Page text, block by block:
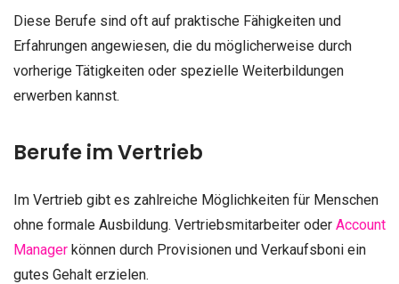
Diese Berufe sind oft auf praktische Fähigkeiten und
Erfahrungen angewiesen, die du möglicherweise durch
vorherige Tätigkeiten oder spezielle Weiterbildungen
erwerben kannst.
Berufe im Vertrieb
Im Vertrieb gibt es zahlreiche Möglichkeiten für Menschen
ohne formale Ausbildung. Vertriebsmitarbeiter oder Account
Manager können durch Provisionen und Verkaufsboni ein
gutes Gehalt erzielen.